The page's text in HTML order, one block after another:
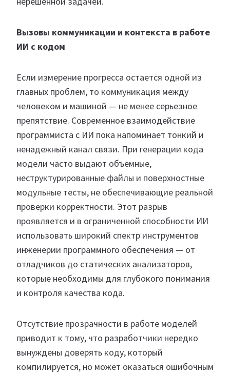
Вызовы коммуникации и контекста в работе
ИИ с кодом
Если измерение прогресса остается одной из
главных проблем, то коммуникация между
человеком и машиной — не менее серьезное
препятствие. Современное взаимодействие
программиста с ИИ пока напоминает тонкий и
ненадежный канал связи. При генерации кода
модели часто выдают объемные,
неструктурированные файлы и поверхностные
модульные тесты, не обеспечивающие реальной
проверки корректности. Этот разрыв
проявляется и в ограниченной способности ИИ
использовать широкий спектр инструментов
инженерии программного обеспечения — от
отладчиков до статических анализаторов,
которые необходимы для глубокого понимания
и контроля качества кода.
Отсутствие прозрачности в работе моделей
приводит к тому, что разработчики нередко
вынуждены доверять коду, который
компилируется, но может оказаться ошибочным